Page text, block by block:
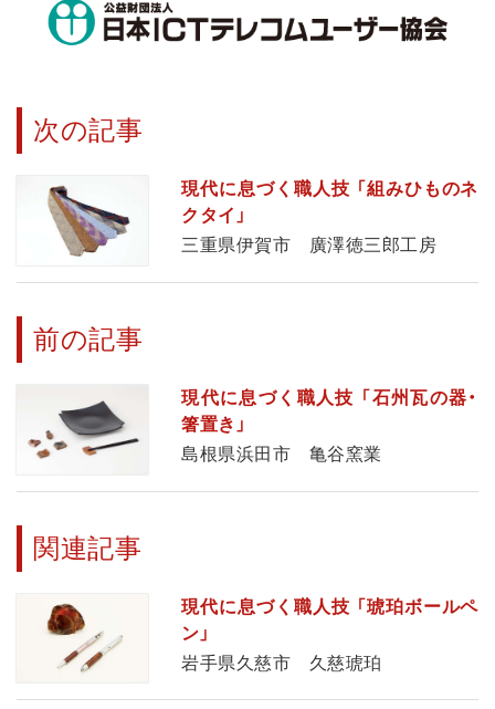
次の記事
現代に息づく職人技 「組みひものネ
クタイ」
三重県伊賀市 廣澤徳三郎工房
前の記事
現代に息づく職人技 「石州瓦の器・
箸置き」
島根県浜田市 亀谷窯業
関連記事
現代に息づく職人技 「琥珀ボールペ
ン」
岩手県久慈市 久慈琥珀